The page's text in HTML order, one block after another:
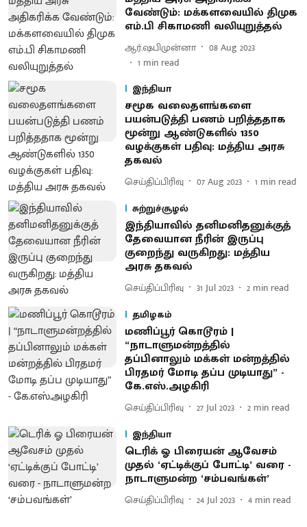
வேண்டும்: மக்களவையில் திமுக
எம்.பி சிகாமணி வலியுறுத்தல்
ஆர்.ஷபிமுன்னா
08 Aug 2023
1 min read
இந்தியா
சமூக வலைதளங்களை
பயன்படுத்தி பணம் பறித்ததாக
மூன்று ஆண்டுகளில் 1350
வழக்குகள் பதிவு: மத்திய அரசு
தகவல்
செய்திப்பிரிவு 07 Aug 2023 1 min read
சுற்றுச்சூழல்
இந்தியாவில் தனிமனிதனுக்குத்
தேவையான நீரின் இருப்பு
குறைந்து வருகிறது: மத்திய
அரசு தகவல்
செய்திப்பிரிவு 31 Jul 2023 2 min read
தமிழகம்
மணிப்பூர் கொடூரம் |
“நாடாளுமன்றத்தில்
தப்பினாலும் மக்கள் மன்றத்தில்
பிரதமர் மோடி தப்ப முடியாது” -
கே.எஸ்.அழகிரி
செய்திப்பிரிவு 27 Jul 2023 2 min read
இந்தியா
டெரிக் ஓ பிரையன் ஆவேசம்
முதல் ‘ஏட்டிக்குப் போட்டி’ வரை -
நாடாளுமன்ற ‘சம்பவங்கள்’
செய்திப்பிரிவு 24 Jul 2023 4 min read